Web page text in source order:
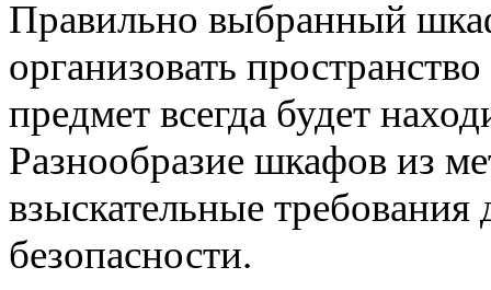
Правильно выбранный
организовать
предмет всегда будет
Разнообразие шкафов из
взыскательные
безопасности.